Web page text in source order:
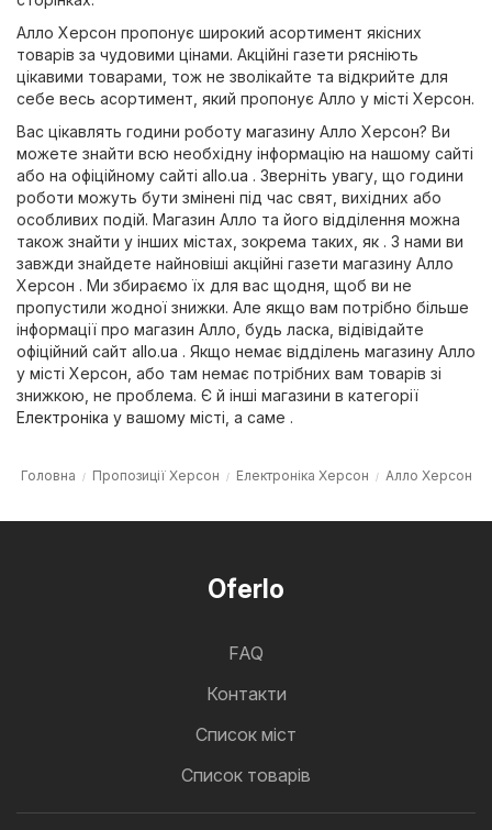
Алло Херсон пропонує широкий асортимент якісних
товарів за чудовими цінами. Акційні газети рясніють
цікавими товарами, тож не зволікайте та відкрийте для
себе весь асортимент, який пропонує Алло у місті Херсон.
Вас цікавлять години роботу магазину Алло Херсон? Ви
можете знайти всю необхідну інформацію на нашому сайті
або на офіційному сайті allo.ua . Зверніть увагу, що години
роботи можуть бути змінені під час свят, вихідних або
особливих подій. Магазин Алло та його відділення можна
також знайти у інших містах, зокрема таких, як . З нами ви
завжди знайдете найновіші акційні газети магазину Алло
Херсон . Ми збираємо їх для вас щодня, щоб ви не
пропустили жодної знижки. Але якщо вам потрібно більше
інформації про магазин Алло, будь ласка, відівідайте
офіційний сайт allo.ua . Якщо немає відділень магазину Алло
у місті Херсон, або там немає потрібних вам товарів зі
знижкою, не проблема. Є й інші магазини в категорії
Електроніка у вашому місті, а саме .
Головна Пропозиції Херсон Електроніка Херсон Алло Херсон
Oferlo
FAQ
Контакти
Cписок міст
Список товарів